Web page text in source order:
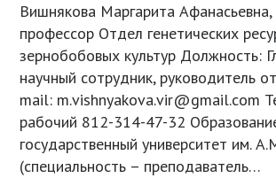
Вишнякова Маргарита Афанасьевна,
профессор Отдел генетических
зернобобовых культур Должность:
научный сотрудник, руководитель
mail: m.vishnyakova.vir@gmail.com
рабочий 812-314-47-32
государственный университет им.
(специальность – преподаватель…